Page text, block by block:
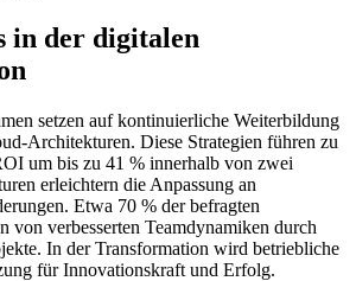
in der digitalen
setzen auf kontinuierliche Weiterbildung
Architekturen. Diese Strategien führen zu
um bis zu 41 % innerhalb von zwei
erleichtern die Anpassung an
Etwa 70 % der befragten
von verbesserten Teamdynamiken durch
In der Transformation wird betriebliche
für Innovationskraft und Erfolg.